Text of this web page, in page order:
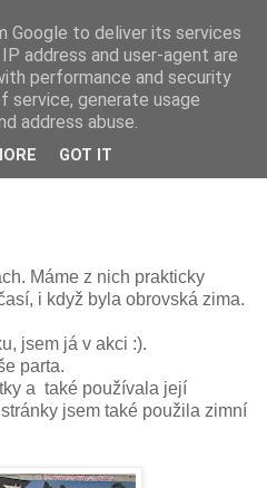
Máme z nich prakticky
i když byla obrovská zima.
jsem já v akci :).
parta.
a také používala její
jsem také použila zimní
Google to deliver its services
address and user-agent are
performance and security
service, generate usage
address abuse.
GOT IT